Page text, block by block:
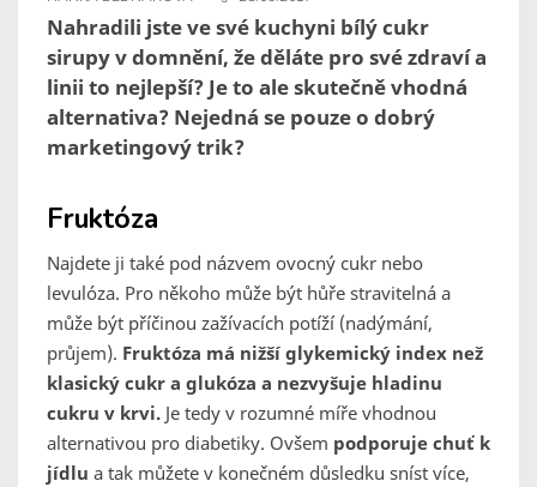
Nahradili jste ve své kuchyni bílý cukr
sirupy v domnění, že děláte pro své zdraví a
linii to nejlepší? Je to ale skutečně vhodná
alternativa? Nejedná se pouze o dobrý
marketingový trik?
Fruktóza
Najdete ji také pod názvem ovocný cukr nebo
levulóza. Pro někoho může být hůře stravitelná a
může být příčinou zažívacích potíží (nadýmání,
průjem). Fruktóza má nižší glykemický index než
klasický cukr a glukóza a nezvyšuje hladinu
cukru v krvi. Je tedy v rozumné míře vhodnou
alternativou pro diabetiky. Ovšem podporuje chuť k
jídlu a tak můžete v konečném důsledku sníst více,